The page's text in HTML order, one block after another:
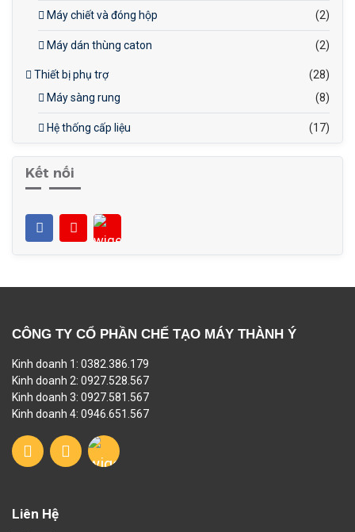
Máy chiết và đóng hộp (2)
Máy dán thùng caton (2)
Thiết bị phụ trợ
(28)
Máy sàng rung
(8)
Hệ thống cấp liệu (17)
Kết nối
CÔNG TY CỔ PHẦN CHẾ TẠO MÁY THÀNH Ý
Kinh doanh 1: 0382.386.179
Kinh doanh 2: 0927.528.567
Kinh doanh 3: 0927.581.567
Kinh doanh 4: 0946.651.567
Liên Hệ